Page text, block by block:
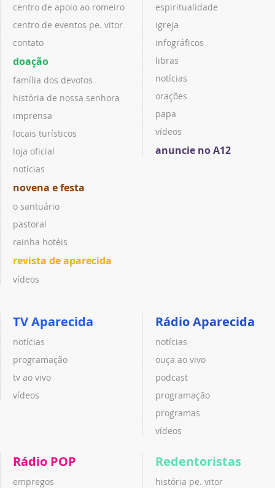
centro de apoio ao romeiro
centro de eventos pe. vitor
contato
doação
família dos devotos
história de nossa senhora
imprensa
locais turísticos
loja oficial
notícias
novena e festa
o santuário
pastoral
rainha hotéis
revista de aparecida
vídeos
espiritualidade
igreja
infográficos
libras
notícias
orações
papa
vídeos
anuncie no A12
TV Aparecida
notícias
programação
tv ao vivo
vídeos
Rádio Aparecida
notícias
ouça ao vivo
podcast
programação
programas
vídeos
Rádio POP
empregos
Redentoristas
história pe. vitor